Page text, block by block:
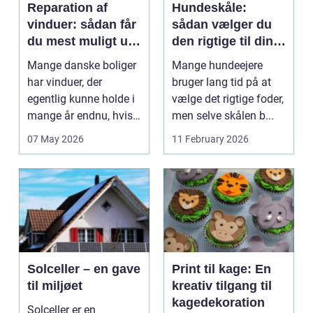
Reparation af
vinduer: sådan får
du mest muligt ud
af dine gamle
rammer
Mange danske boliger
har vinduer, der
egentlig kunne holde i
mange år endnu, hvis
de fik den r...
07 May 2026
Hundeskåle:
sådan vælger du
den rigtige til din
hund
Mange hundeejere
bruger lang tid på at
vælge det rigtige foder,
men selve skålen b...
11 February 2026
Solceller – en gave
til miljøet
Solceller er en
Print til kage: En
kreativ tilgang til
kagedekoration